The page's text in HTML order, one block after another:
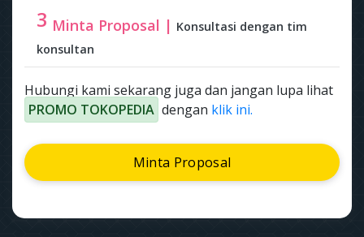
3 Minta Proposal | Konsultasi dengan tim
konsultan
Hubungi kami sekarang juga dan jangan lupa lihat
PROMO TOKOPEDIA dengan klik ini.
Minta Proposal